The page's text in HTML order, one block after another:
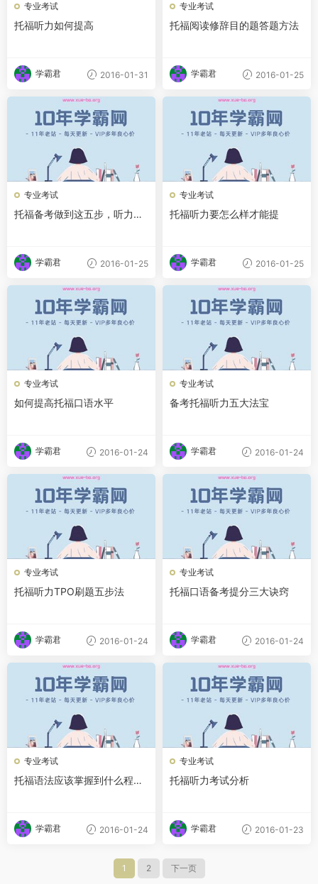
专业考试
托福听力如何提高
学霸君 2016-01-31
专业考试
托福阅读修辞目的题答题方法
学霸君 2016-01-25
专业考试
托福备考做到这五步，听力满
学霸君 2016-01-25
专业考试
托福听力要怎么样才能提
学霸君 2016-01-25
专业考试
如何提高托福口语水平
学霸君 2016-01-24
专业考试
备考托福听力五大法宝
学霸君 2016-01-24
专业考试
托福听力TPO刷题五步法
学霸君 2016-01-24
专业考试
托福口语备考提分三大诀窍
学霸君 2016-01-24
专业考试
托福语法应该掌握到什么程
学霸君 2016-01-24
专业考试
托福听力考试分析
学霸君 2016-01-23
1 2 下一页